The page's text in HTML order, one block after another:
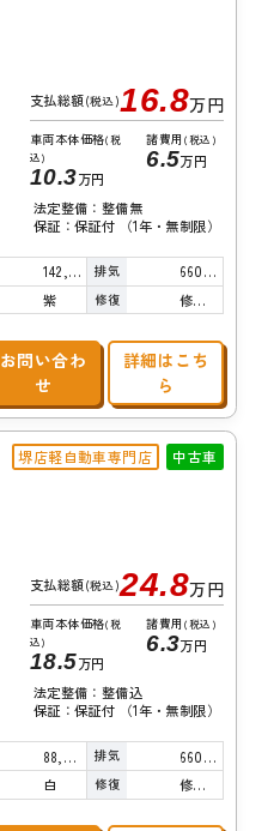
支払総額(税込)16.8万円
車両本体価格(税
込)
10.3万円
諸費用 (税込)
6.5万円
法定整備：整備無
保証：保証付 （1年・無制限）
142,000km 排気 660cc
紫 修復 修復歴無し
お問い合わ
せ
詳細はこち
ら
堺店軽自動車専門店 中古車
支払総額(税込)24.8万円
車両本体価格(税
込)
18.5万円
諸費用 (税込)
6.3万円
法定整備：整備込
保証：保証付 （1年・無制限）
88,000km 排気 660cc
白 修復 修復歴無し